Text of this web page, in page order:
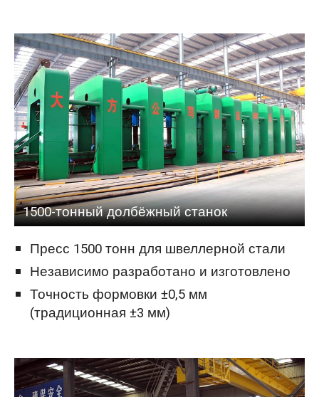
1500-тонный долбёжный станок
Пресс 1500 тонн для швеллерной стали
Независимо разработано и изготовлено
Точность формовки ±0,5 мм
(традиционная ±3 мм)